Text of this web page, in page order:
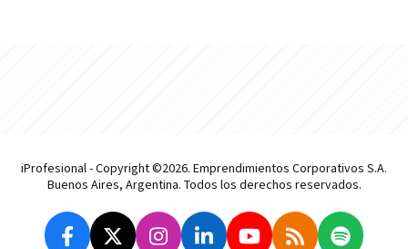
iProfesional - Copyright ©2026. Emprendimientos Corporativos S.A.
Buenos Aires, Argentina. Todos los derechos reservados.